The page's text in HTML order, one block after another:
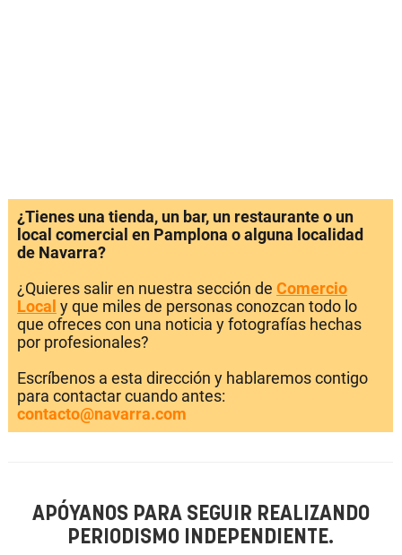
¿Tienes una tienda, un bar, un restaurante o un
local comercial en Pamplona o alguna localidad
de Navarra?
¿Quieres salir en nuestra sección de Comercio
Local y que miles de personas conozcan todo lo
que ofreces con una noticia y fotografías hechas
por profesionales?
Escríbenos a esta dirección y hablaremos contigo
para contactar cuando antes:
contacto@navarra.com
APÓYANOS PARA SEGUIR REALIZANDO
PERIODISMO INDEPENDIENTE.